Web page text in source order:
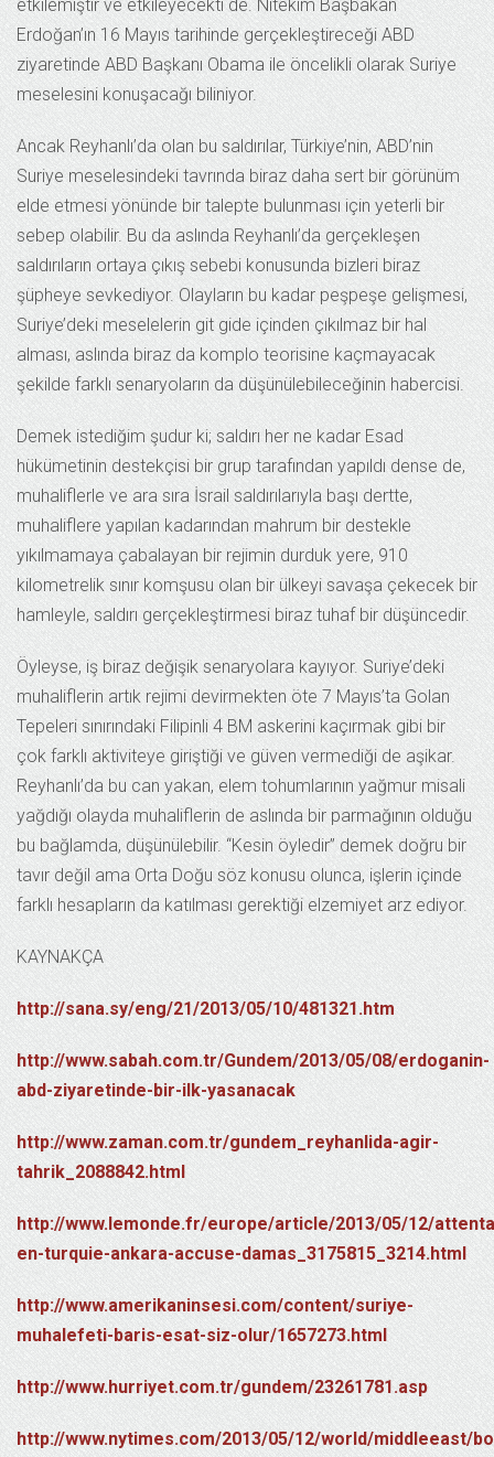
etkilemiştir ve etkileyecekti de. Nitekim Başbakan
Erdoğan’ın 16 Mayıs tarihinde gerçekleştireceği ABD
ziyaretinde ABD Başkanı Obama ile öncelikli olarak Suriye
meselesini konuşacağı biliniyor.
Ancak Reyhanlı’da olan bu saldırılar, Türkiye’nin, ABD’nin
Suriye meselesindeki tavrında biraz daha sert bir görünüm
elde etmesi yönünde bir talepte bulunması için yeterli bir
sebep olabilir. Bu da aslında Reyhanlı’da gerçekleşen
saldırıların ortaya çıkış sebebi konusunda bizleri biraz
şüpheye sevkediyor. Olayların bu kadar peşpeşe gelişmesi,
Suriye’deki meselelerin git gide içinden çıkılmaz bir hal
alması, aslında biraz da komplo teorisine kaçmayacak
şekilde farklı senaryoların da düşünülebileceğinin habercisi.
Demek istediğim şudur ki; saldırı her ne kadar Esad
hükümetinin destekçisi bir grup tarafından yapıldı dense de,
muhaliflerle ve ara sıra İsrail saldırılarıyla başı dertte,
muhaliflere yapılan kadarından mahrum bir destekle
yıkılmamaya çabalayan bir rejimin durduk yere, 910
kilometrelik sınır komşusu olan bir ülkeyi savaşa çekecek bir
hamleyle, saldırı gerçekleştirmesi biraz tuhaf bir düşüncedir.
Öyleyse, iş biraz değişik senaryolara kayıyor. Suriye’deki
muhaliflerin artık rejimi devirmekten öte 7 Mayıs’ta Golan
Tepeleri sınırındaki Filipinli 4 BM askerini kaçırmak gibi bir
çok farklı aktiviteye giriştiği ve güven vermediği de aşikar.
Reyhanlı’da bu can yakan, elem tohumlarının yağmur misali
yağdığı olayda muhaliflerin de aslında bir parmağının olduğu
bu bağlamda, düşünülebilir. “Kesin öyledir” demek doğru bir
tavır değil ama Orta Doğu söz konusu olunca, işlerin içinde
farklı hesapların da katılması gerektiği elzemiyet arz ediyor.
KAYNAKÇA
http://sana.sy/eng/21/2013/05/10/481321.htm
http://www.sabah.com.tr/Gundem/2013/05/08/erdoganin-
abd-ziyaretinde-bir-ilk-yasanacak
http://www.zaman.com.tr/gundem_reyhanlida-agir-
tahrik_2088842.html
http://www.lemonde.fr/europe/article/2013/05/12/
en-turquie-ankara-accuse-damas_3175815_3214.html
http://www.amerikaninsesi.com/content/suriye-
muhalefeti-baris-esat-siz-olur/1657273.html
http://www.hurriyet.com.tr/gundem/23261781.asp
http://www.nytimes.com/2013/05/12/world/middleeast/